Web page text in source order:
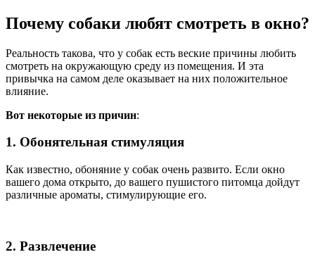
Почему собаки любят смотреть в окно?
Реальность такова, что у собак есть веские причины любить
смотреть на окружающую среду из помещения. И эта
привычка на самом деле оказывает на них положительное
влияние.
Вот некоторые из причин:
1. Обонятельная стимуляция
Как известно, обоняние у собак очень развито. Если окно
вашего дома открыто, до вашего пушистого питомца дойдут
различные ароматы, стимулирующие его.
2. Развлечение